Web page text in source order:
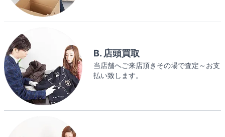
B. 店頭買取
当店舗へご来店頂きその場で査定～お支
払い致します。